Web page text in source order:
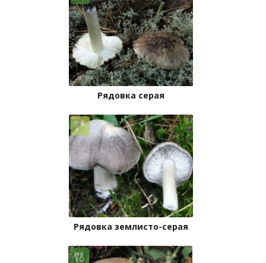
Рядовка серая
Рядовка землисто-серая